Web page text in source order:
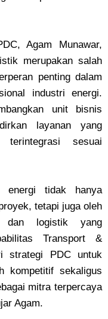
Agam Munawar,
merupakan salah
penting dalam
industri energi.
unit bisnis
layanan yang
sesuai
energi tidak hanya
tetapi juga oleh
dan logistik yang
Transport &
strategi PDC untuk
kompetitif sekaligus
mitra terpercaya
Agam.